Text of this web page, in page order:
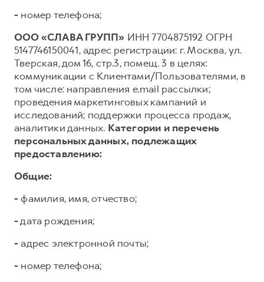
- номер телефона;
ООО «СЛАВА ГРУПП» ИНН 7704875192 ОГРН
5147746150041, адрес регистрации: г. Москва, ул.
Тверская, дом 16, стр.3, помещ. 3 в целях:
коммуникации с Клиентами/Пользователями, в
том числе: направления e.mail рассылки;
проведения маркетинговых кампаний и
исследований; поддержки процесса продаж,
аналитики данных. Категории и перечень
персональных данных, подлежащих
предоставлению:
Общие:
- фамилия, имя, отчество;
-дата рождения;
- адрес электронной почты;
- номер телефона;